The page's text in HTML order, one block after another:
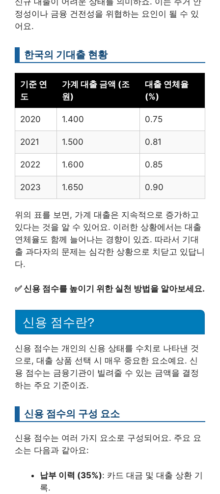
정성이나 금융 건전성을 위협하는 요인이 될 수 있
어요.
한국의 기대출 현황
기준 연
도
가계 대출 금액 (조
원)
대출 연체율
(%)
2020 1.400 0.75
2021 1.500 0.81
2022 1.600 0.85
2023 1.650 0.90
위의 표를 보면, 가계 대출은 지속적으로 증가하고
있다는 것을 알 수 있어요. 이러한 상황에서는 대출
연체율도 함께 늘어나는 경향이 있죠. 따라서 기대
출 과다자의 문제는 심각한 상황으로 치닫고 있답니
다.
✅신용 점수를 높이기 위한 실천 방법을 알아보세요.
신용 점수란?
신용 점수는 개인의 신용 상태를 수치로 나타낸 것
으로, 대출 상품 선택 시 매우 중요한 요소예요. 신
용 점수는 금융기관이 빌려줄 수 있는 금액을 결정
하는 주요 기준이죠.
신용 점수의 구성 요소
신용 점수는 여러 가지 요소로 구성되어요. 주요 요
소는 다음과 같아요:
납부 이력 (35%): 카드 대금 및 대출 상환 기
록.